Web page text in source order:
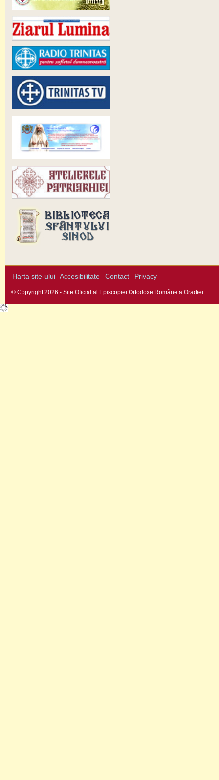
Harta site-ului Accesibilitate Contact Privacy
© Copyright 2026 - Site Oficial al Episcopiei Ortodoxe Române a Oradiei